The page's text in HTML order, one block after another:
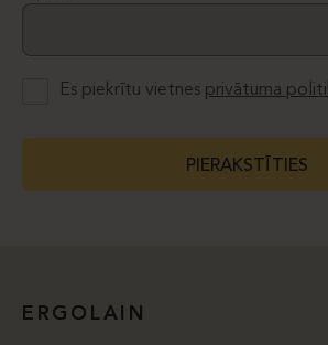
Es piekrītu vietnes privātuma
PIERAKSTĪTIES
ERGOLAIN